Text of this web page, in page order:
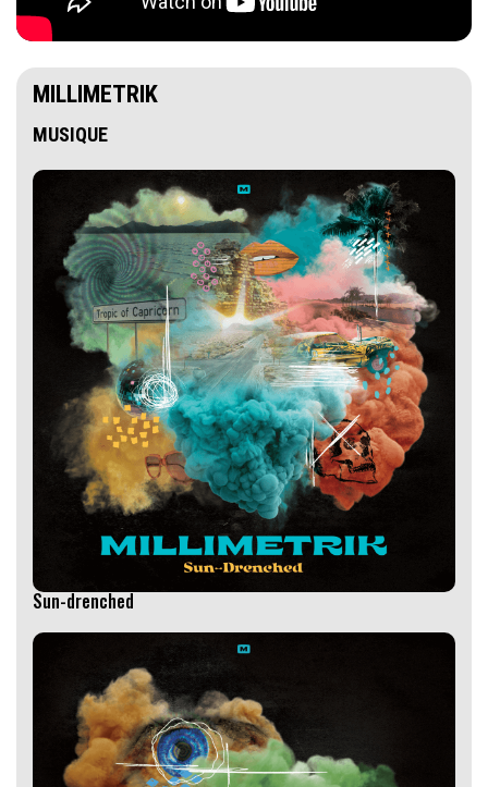
MILLIMETRIK
MUSIQUE
Sun-drenched